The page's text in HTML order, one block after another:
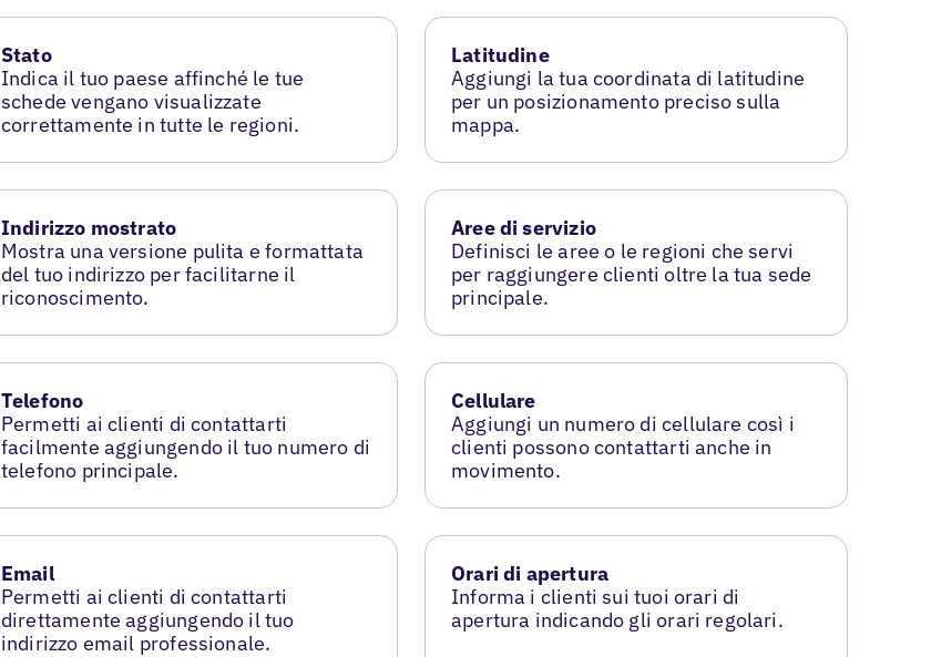
Stato
Indica il tuo paese affinché le tue
schede vengano visualizzate
correttamente in tutte le regioni.
Latitudine
Aggiungi la tua coordinata di latitudine
per un posizionamento preciso sulla
mappa.
Indirizzo mostrato
Mostra una versione pulita e formattata
del tuo indirizzo per facilitarne il
riconoscimento.
Aree di servizio
Definisci le aree o le regioni che servi
per raggiungere clienti oltre la tua sede
principale.
Telefono
Permetti ai clienti di contattarti
facilmente aggiungendo il tuo numero di
telefono principale.
Cellulare
Aggiungi un numero di cellulare così i
clienti possono contattarti anche in
movimento.
Email
Permetti ai clienti di contattarti
direttamente aggiungendo il tuo
indirizzo email professionale.
Orari di apertura
Informa i clienti sui tuoi orari di
apertura indicando gli orari regolari.